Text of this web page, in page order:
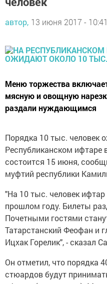
автор, 13 июня 2017 - 10:41
Меню торжества
мясную и овощную
раздали нуждающимся
Порядка 10 тыс. человек
Республиканском ифтаре
состоится 15 июня,
муфтий республики
"На 10 тыс. человек ифтар
прошлом году. Билеты
Почетными гостями
Татарстанский Феофан и
Ицхак Горелик", - сказал
Он отметил, что порядка
стюардов будут